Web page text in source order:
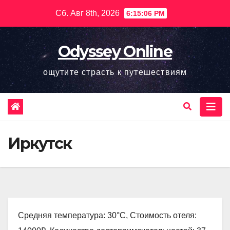
содержимому
Сб. Авг 8th, 2026 6:15:07 PM
Odyssey Online
ощутите страсть к путешествиям
Иркутск
Средняя температура: 30°C, Стоимость отеля: